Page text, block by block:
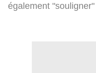
également